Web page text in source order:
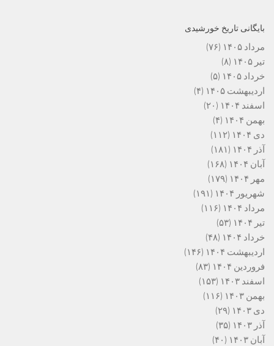
بایگانی تاریخ خورشیدی
مرداد ۱۴۰۵
(۷۶)
تیر ۱۴۰۵
(۸)
خرداد ۱۴۰۵
(۵)
اردیبهشت ۱۴۰۵
(۴)
اسفند ۱۴۰۴
(۲۰)
بهمن ۱۴۰۴
(۴)
دی ۱۴۰۴
(۱۱۲)
آذر ۱۴۰۴
(۱۸۱)
آبان ۱۴۰۴
(۱۶۸)
مهر ۱۴۰۴
(۱۷۹)
شهریور ۱۴۰۴
(۱۹۱)
مرداد ۱۴۰۴
(۱۱۶)
تیر ۱۴۰۴
(۵۳)
خرداد ۱۴۰۴
(۴۸)
اردیبهشت ۱۴۰۴
(۱۴۶)
فروردین ۱۴۰۴
(۸۳)
اسفند ۱۴۰۳
(۱۵۳)
بهمن ۱۴۰۳
(۱۱۶)
دی ۱۴۰۳
(۲۹)
آذر ۱۴۰۳
(۳۵)
آبان ۱۴۰۳
(۴۰)